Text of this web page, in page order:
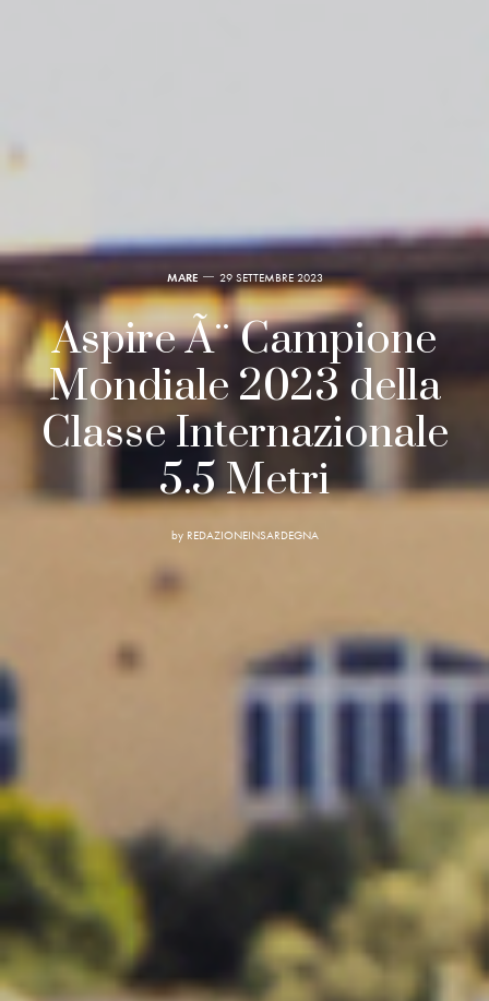
MARE 29 SETTEMBRE 2023
Aspire Ã¨ Campione
Mondiale 2023 della
Classe Internazionale
5.5 Metri
by REDAZIONEINSARDEGNA